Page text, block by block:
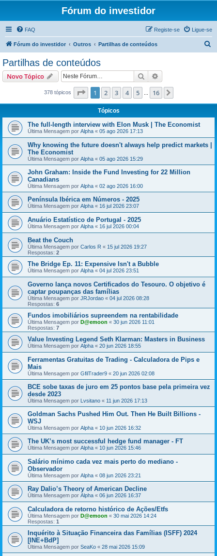
Fórum do investidor
FAQ Ligue-se
Registe-se
Fórum do investidor Outros Partilhas de conteúdos
r
Partilhas de conteúdos
Novo Tópico Pesquisar
378 tópicos Página de 16
1 2 3 4 5 16
Tópicos
The full-length interview with Elon Musk | The Economist
Última Mensagem por Alpha « 05 ago 2026 17:13
Why knowing the future doesn't always help predict markets |
The Economist
Última Mensagem por Alpha « 05 ago 2026 15:29
John Graham: Inside the Fund Investing for 22 Million
Canadians
Última Mensagem por Alpha « 02 ago 2026 16:00
Península Ibérica em Números - 2025
Última Mensagem por Alpha « 16 jul 2026 23:07
Anuário Estatístico de Portugal - 2025
Última Mensagem por Alpha « 16 jul 2026 00:04
Beat the Couch
Última Mensagem por Carlos R « 15 jul 2026 19:27
Respostas: 2
The Bridge Ep. 11: Expensive Isn't a Bubble
Última Mensagem por Alpha « 04 jul 2026 23:51
Governo lança novos Certificados do Tesouro. O objetivo é
captar poupanças das famílias
Última Mensagem por JRJordao « 04 jul 2026 08:28
Respostas: 6
Fundos imobiliários supreendem na rentabilidade
Última Mensagem por D@emoon « 30 jun 2026 11:01
Respostas: 7
Value Investing Legend Seth Klarman: Masters in Business
Última Mensagem por Alpha « 20 jun 2026 18:55
Ferramentas Gratuitas de Trading - Calculadora de Pips e
Mais
Última Mensagem por GfilTrader9 « 20 jun 2026 02:08
BCE sobe taxas de juro em 25 pontos base pela primeira vez
desde 2023
Última Mensagem por Lvsitano « 11 jun 2026 17:13
Goldman Sachs Pushed Him Out. Then He Built Billions -
WSJ
Última Mensagem por Alpha « 10 jun 2026 16:32
The UK’s most successful hedge fund manager - FT
Última Mensagem por Alpha « 10 jun 2026 15:46
Salário mínimo cada vez mais perto do mediano -
Observador
Última Mensagem por Alpha « 08 jun 2026 23:21
Ray Dalio’s Theory of American Decline
Última Mensagem por Alpha « 06 jun 2026 16:37
Calculadora de retorno histórico de Ações/Etfs
Última Mensagem por D@emoon « 30 mai 2026 14:24
Respostas: 1
Inquérito à Situação Financeira das Famílias (ISFF) 2024
[INE+BdP]
Última Mensagem por SeaKo « 28 mai 2026 15:09